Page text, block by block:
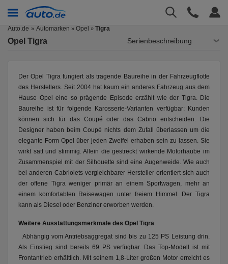
Auto.de Automarken » Opel » Tigra
Opel Tigra Serienbeschreibung
Der Opel Tigra fungiert als tragende Baureihe in der Fahrzeugflotte
des Herstellers. Seit 2004 hat kaum ein anderes Fahrzeug aus dem
Hause Opel eine so prägende Episode erzählt wie der Tigra. Die
Baureihe ist für folgende Karosserie-Varianten verfügbar: Kunden
können sich für das Coupé oder das Cabrio entscheiden. Die
Designer haben beim Coupé nichts dem Zufall überlassen um die
elegante Form Opel über jeden Zweifel erhaben sein zu lassen. Sie
wirkt satt und stimmig. Allein die gestreckt wirkende Motorhaube im
Zusammenspiel mit der Silhouette sind eine Augenweide. Wie auch
bei anderen Cabriolets vergleichbarer Hersteller orientiert sich auch
der offene Tigra weniger primär an einem Sportwagen, mehr an
einem komfortablen Reisewagen unter freiem Himmel. Der Tigra
kann als Diesel oder Benziner erworben werden.
Weitere Ausstattungsmerkmale des Opel Tigra
Abhängig vom Antriebsaggregat sind bis zu 125 PS Leistung drin.
Als Einstieg sind bereits 69 PS verfügbar. Das Top-Modell ist mit
Frontantrieb erhältlich. Mit seinem 1,8-Liter großen Motor erreicht es